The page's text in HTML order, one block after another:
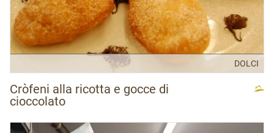
DOLCI
Cròfeni alla ricotta e gocce di
cioccolato